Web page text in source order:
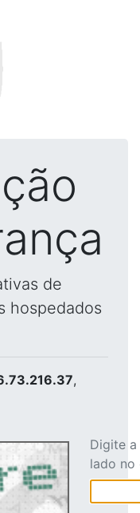
de
hospedados
,
Digite
lado no